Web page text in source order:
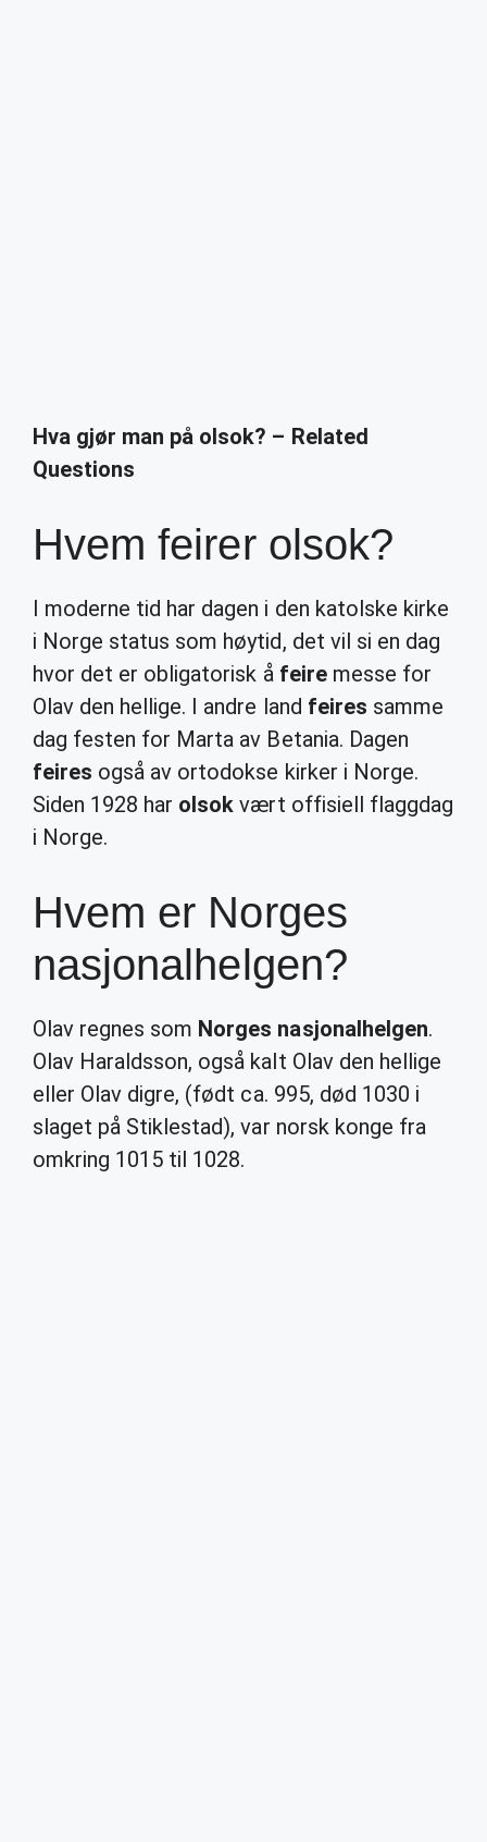
Hva gjør man på olsok? – Related
Questions
Hvem feirer olsok?
I moderne tid har dagen i den katolske kirke
i Norge status som høytid, det vil si en dag
hvor det er obligatorisk å feiremesse for
Olav den hellige. I andre land feires samme
dag festen for Marta av Betania. Dagen
feires også av ortodokse kirker i Norge.
Siden 1928 har olsok vært offisiell flaggdag
i Norge.
Hvem er Norges
nasjonalhelgen?
Olav regnes som Norges nasjonalhelgen.
Olav Haraldsson, også kalt Olav den hellige
eller Olav digre, (født ca. 995, død 1030 i
slaget på Stiklestad), var norsk konge fra
omkring 1015 til 1028.